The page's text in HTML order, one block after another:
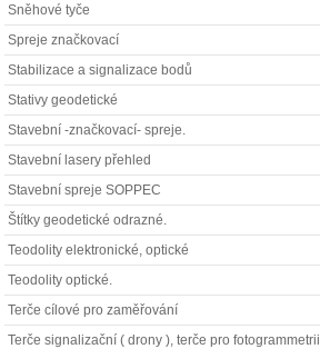
Sněhové tyče
Spreje značkovací
Stabilizace a signalizace bodů
Stativy geodetické
Stavební -značkovací- spreje.
Stavební lasery přehled
Stavební spreje SOPPEC
Štítky geodetické odrazné.
Teodolity elektronické, optické
Teodolity optické.
Terče cílové pro zaměřování
Terče signalizační ( drony ), terče pro fotogrammetrii